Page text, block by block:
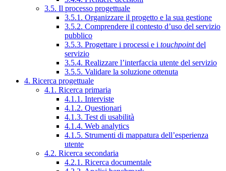
3.5. Il processo progettuale
3.5.1. Organizzare il progetto e la sua gestione
3.5.2. Comprendere il contesto d’uso del servizio
pubblico
3.5.3. Progettare i processi e i touchpointdel
servizio
3.5.4. Realizzare l’interfaccia utente del servizio
3.5.5. Validare la soluzione ottenuta
4. Ricerca progettuale
4.1. Ricerca primaria
4.1.1. Interviste
4.1.2. Questionari
4.1.3. Test di usabilità
4.1.4. Web analytics
4.1.5. Strumenti di mappatura dell’esperienza
utente
4.2. Ricerca secondaria
4.2.1. Ricerca documentale